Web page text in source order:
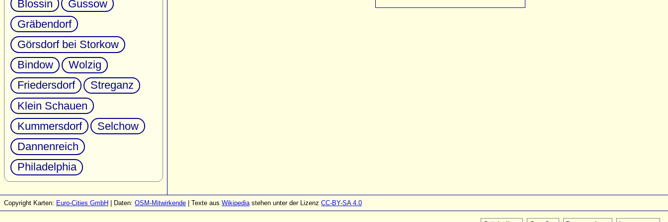
Blossin
Gussow
Gräbendorf
Görsdorf bei Storkow
Bindow
Wolzig
Friedersdorf
Streganz
Klein Schauen
Kummersdorf
Selchow
Dannenreich
Philadelphia
Copyright Karten: Euro-Cities GmbH | Daten: OSM-Mitwirkende | Texte aus Wikipediastehen unter der Lizenz CC-BY-SA 4.0